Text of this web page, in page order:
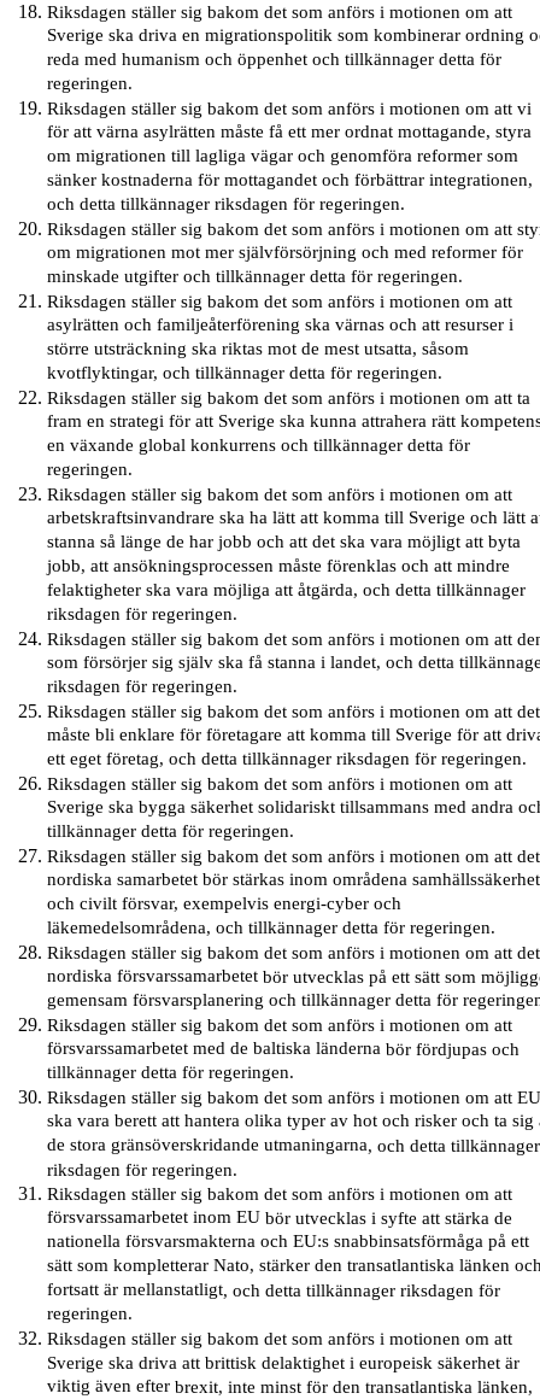
Riksdagen ställer sig bakom det som anförs i motionen om att
Sverige ska driva en migrationspolitik som kombinerar ordning
reda med humanism och öppenhet och tillkännager detta för
regeringen.
Riksdagen ställer sig bakom det som anförs i motionen om att vi
för att värna asylrätten måste få ett mer ordnat mottagande, styra
om migrationen till lagliga vägar och genomföra reformer som
sänker kostnaderna för mottagandet och förbättrar integrationen,
och detta tillkännager riksdagen för regeringen.
Riksdagen ställer sig bakom det som anförs i motionen om att
om migrationen mot mer självförsörjning och med reformer för
minskade utgifter och tillkännager detta för regeringen.
Riksdagen ställer sig bakom det som anförs i motionen om att
asylrätten och familjeåterförening ska värnas och att resurser i
större utsträckning ska riktas mot de mest utsatta, såsom
kvotflyktingar, och tillkännager detta för regeringen.
Riksdagen ställer sig bakom det som anförs i motionen om att ta
fram en strategi för att Sverige ska kunna attrahera rätt
en växande global konkurrens och tillkännager detta för
regeringen.
Riksdagen ställer sig bakom det som anförs i motionen om att
arbetskraftsinvandrare ska ha lätt att komma till Sverige och lätt
stanna så länge de har jobb och att det ska vara möjligt att byta
jobb, att ansökningsprocessen måste förenklas och att mindre
felaktigheter ska vara möjliga att åtgärda, och detta tillkännager
riksdagen för regeringen.
Riksdagen ställer sig bakom det som anförs i motionen om att
som försörjer sig själv ska få stanna i landet, och detta
riksdagen för regeringen.
Riksdagen ställer sig bakom det som anförs i motionen om att det
måste bli enklare för företagare att komma till Sverige för att
ett eget företag, och detta tillkännager riksdagen för regeringen.
Riksdagen ställer sig bakom det som anförs i motionen om att
Sverige ska bygga säkerhet solidariskt tillsammans med andra
tillkännager detta för regeringen.
Riksdagen ställer sig bakom det som anförs i motionen om att det
nordiska samarbetet bör stärkas inom områdena samhällssäkerhet
och civilt försvar, exempelvis energi-cyber och
läkemedelsområdena, och tillkännager detta för regeringen.
Riksdagen ställer sig bakom det som anförs i motionen om att det
nordiska försvarssamarbetetbörutvecklas på ett sätt som
gemensam försvarsplanering och tillkännager detta för
Riksdagen ställer sig bakom det som anförs i motionen om att
försvarssamarbetet med de baltiska ländernabörfördjupas och
tillkännager detta för regeringen.
Riksdagen ställer sig bakom det som anförs i motionen om att
ska vara berett att hantera olika typer av hot och risker och ta sig
de stora gränsöverskridande utmaningarna, och detta tillkännager
riksdagen för regeringen.
Riksdagen ställer sig bakom det som anförs i motionen om att
försvarssamarbetet inom EUbörutvecklas i syfte att stärka de
nationella försvarsmakterna och EU:s snabbinsatsförmåga på ett
sätt som kompletterar Nato, stärker den transatlantiska länken
fortsatt är mellanstatligt, och detta tillkännagerriksdagen för
regeringen.
Riksdagen ställer sig bakom det som anförs i motionen omatt
Sverige ska driva att brittisk delaktighet i europeisk säkerhet är
viktig även efterbrexit, inte minst för den transatlantiska länken,